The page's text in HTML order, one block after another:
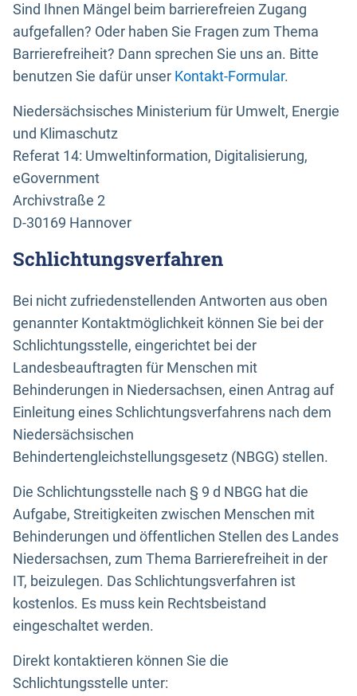
Sind Ihnen Mängel beim barrierefreien Zugang
aufgefallen? Oder haben Sie Fragen zum Thema
Barrierefreiheit? Dann sprechen Sie uns an. Bitte
benutzen Sie dafür unser Kontakt-Formular.
Niedersächsisches Ministerium für Umwelt, Energie
und Klimaschutz
Referat 14: Umweltinformation, Digitalisierung,
eGovernment
Archivstraße 2
D-30169 Hannover
Schlichtungsverfahren
Bei nicht zufriedenstellenden Antworten aus oben
genannter Kontaktmöglichkeit können Sie bei der
Schlichtungsstelle, eingerichtet bei der
Landesbeauftragten für Menschen mit
Behinderungen in Niedersachsen, einen Antrag auf
Einleitung eines Schlichtungsverfahrens nach dem
Niedersächsischen
Behindertengleichstellungsgesetz (NBGG) stellen.
Die Schlichtungsstelle nach § 9 d NBGG hat die
Aufgabe, Streitigkeiten zwischen Menschen mit
Behinderungen und öffentlichen Stellen des Landes
Niedersachsen, zum Thema Barrierefreiheit in der
IT, beizulegen. Das Schlichtungsverfahren ist
kostenlos. Es muss kein Rechtsbeistand
eingeschaltet werden.
Direkt kontaktieren können Sie die
Schlichtungsstelle unter: